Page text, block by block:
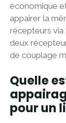
économique
appairer la
récepteurs via
deux
de couplage
Quelle
pour un